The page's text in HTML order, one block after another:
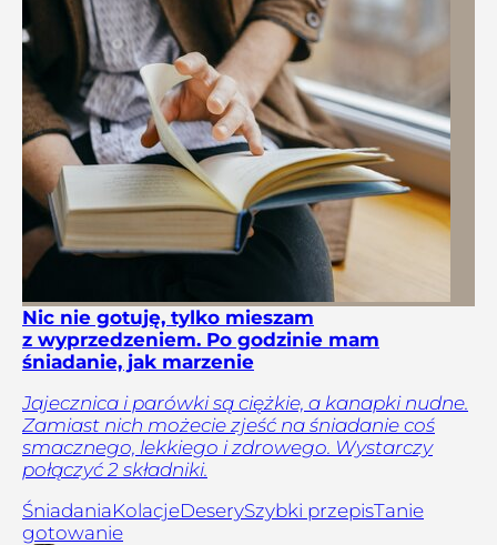
Nic nie gotuję, tylko mieszam
z wyprzedzeniem. Po godzinie mam
śniadanie, jak marzenie
Jajecznica i parówki są ciężkie, a kanapki nudne.
Zamiast nich możecie zjeść na śniadanie coś
smacznego, lekkiego i zdrowego. Wystarczy
połączyć 2 składniki.
ŚniadaniaKolacjeDeserySzybki przepisTanie
gotowanie